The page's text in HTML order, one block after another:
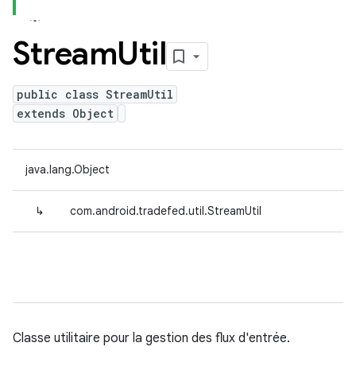
StreamUtil
public class StreamUtil
extends Object
java.lang.Object
↳ com.android.tradefed.util.StreamUtil
Classe utilitaire pour la gestion des flux d'entrée.